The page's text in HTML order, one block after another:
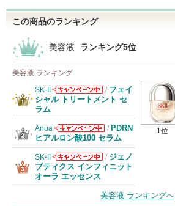
この商品のランキング
美容液 ランキング5位
美容液 ランキング
1位
SK-II
SK-IIからのお
/ フェイ
シャル トリートメント セ
ラム
Anua
Anuaからのお
知らせがありま
す
/ PDRN
ヒアルロン酸100 セラム
SK-II
SK-IIからのお
知らせがありま
/ ジェノ
プティクス インフィニット
オーラ エッセンス
美容液 ランキングへ